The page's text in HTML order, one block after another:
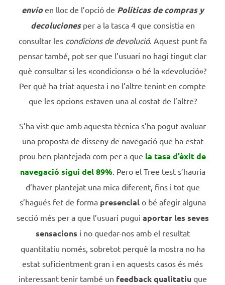
envíoen lloc de l’opció de Políticas de compras y
decolucionesper a la tasca 4 que consistia en
consultar les condicions de devolució. Aquest punt fa
pensar també, pot ser que l’usuari no hagi tingut clar
què consultar si les «condicions» o bé la «devolució»?
Per què ha triat aquesta i no l’altre tenint en compte
que les opcions estaven una al costat de l’altre?
S’ha vist que amb aquesta tècnica s’ha pogut avaluar
una proposta de disseny de navegació que ha estat
prou ben plantejada com per a que la tasa d’èxit de
navegació sigui del 89% . Pero el Tree test s’hauria
d’haver plantejat una mica diferent, fins i tot que
s’hagués fet de forma presencial o bé afegir alguna
secció més per a que l’usuari pugui aportar les seves
sensacions i no quedar-nos amb el resultat
quantitatiu només, sobretot perquè la mostra no ha
estat suficientment gran i en aquests casos és més
interessant tenir també un feedback qualitatiuque